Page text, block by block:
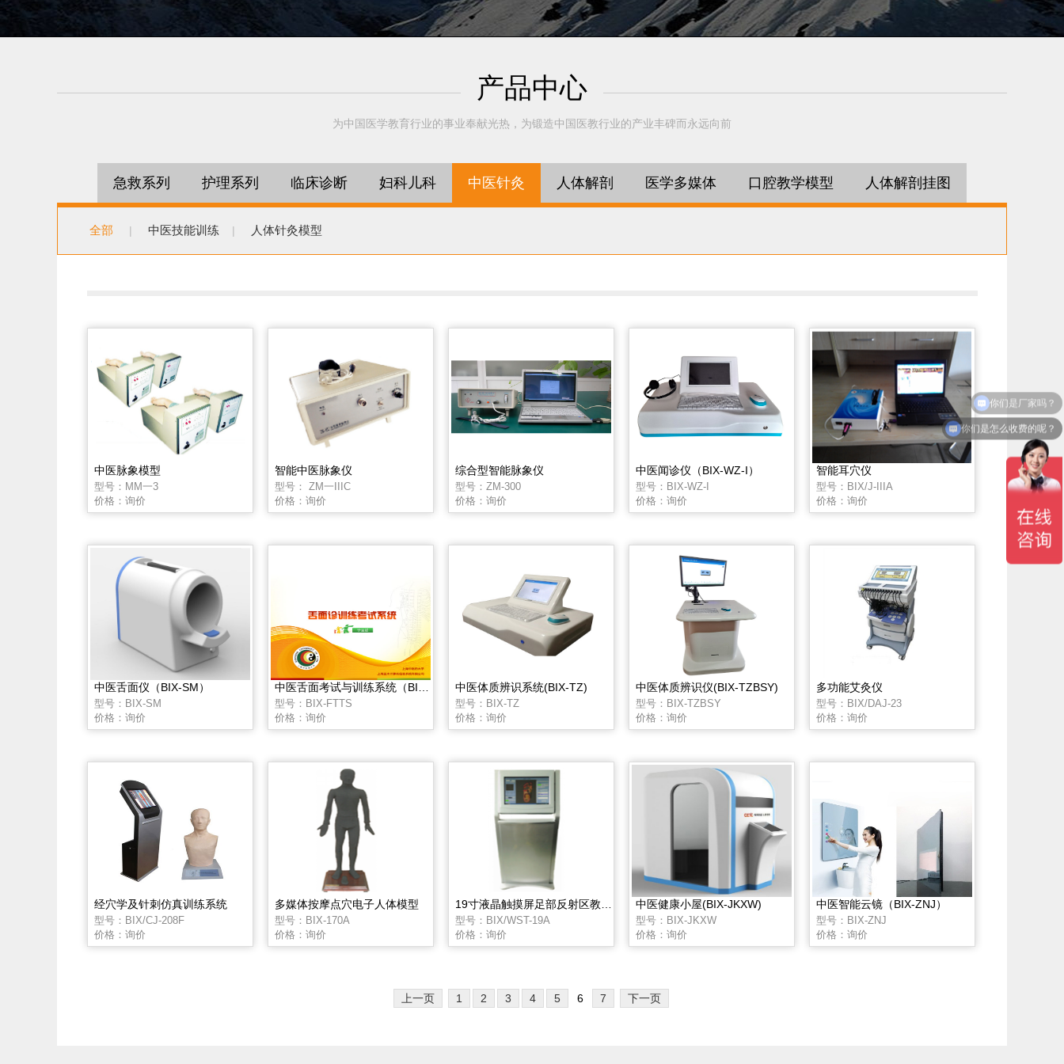
产品中心
为中国医学教育行业的事业奉献光热，为锻造中国医教行业的产业丰碑而永远向前
急救系列 护理系列 临床诊断 妇科儿科 中医针灸 人体解剖 医学多媒体 口腔教学模型 人体解剖挂图
全部 | 中医技能训练 | 人体针灸模型
中医脉象模型
型号：MM一3
价格：询价
智能中医脉象仪
型号： ZM一IIIC
价格：询价
综合型智能脉象仪
型号：ZM-300
价格：询价
中医闻诊仪（BIX-WZ-I）
型号：BIX-WZ-I
价格：询价
智能耳穴仪
型号：BIX/J-IIIA
价格：询价
中医舌面仪（BIX-SM）
型号：BIX-SM
价格：询价
型号：BIX-FTTS
价格：询价
中医体质辨识系统(BIX-TZ)
型号：BIX-TZ
价格：询价
中医体质辨识仪(BIX-TZBSY)
型号：BIX-TZBSY
价格：询价
多功能艾灸仪
型号：BIX/DAJ-23
价格：询价
经穴学及针刺仿真训练系统
型号：BIX/CJ-208F
价格：询价
多媒体按摩点穴电子人体模型
型号：BIX-170A
价格：询价
型号：BIX/WST-19A
价格：询价
中医健康小屋(BIX-JKXW)
型号：BIX-JKXW
价格：询价
中医智能云镜（BIX-ZNJ）
型号：BIX-ZNJ
价格：询价
上一页 1 2 3 4 5 6 7 下一页
你们是怎么收费的呢？